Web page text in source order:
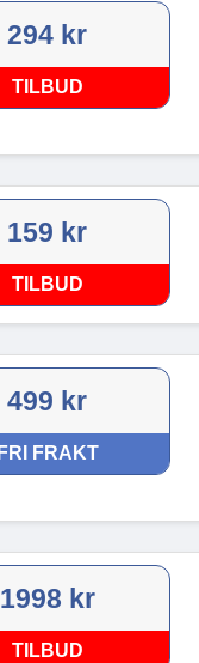
294 kr
TILBUD
159 kr
TILBUD
499 kr
FRAKT
1998 kr
TILBUD